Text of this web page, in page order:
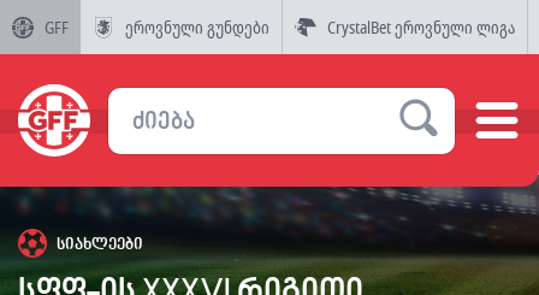
GFF ეროვნული გუნდები CrystalBet ეროვნული ლიგა
სიახლეები